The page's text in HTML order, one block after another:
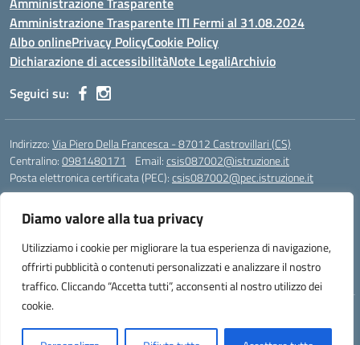
Diamo valore alla tua privacy
Utilizziamo i cookie per migliorare la tua esperienza di navigazione,
offrirti pubblicità o contenuti personalizzati e analizzare il nostro
traffico. Cliccando “Accetta tutti”, acconsenti al nostro utilizzo dei
cookie.
Amministrazione Trasparente ITI Fermi al 31.08.2024
Albo onlinePrivacy PolicyCookie Policy
Dichiarazione di accessibilitàNote LegaliArchivio
Seguici su:
Indirizzo:Via Piero Della Francesca - 87012 Castrovillari (CS)
Centralino:0981480171 Email:csis087002@istruzione.it
Posta elettronica certificata (PEC):csis087002@pec.istruzione.it
Codice meccanografico:CSIS087002
Codice Indice delle Pubbliche Amministrazioni (IPA): PNG4CA8K
Codice unico di fatturazione (CUF): R8N7JA